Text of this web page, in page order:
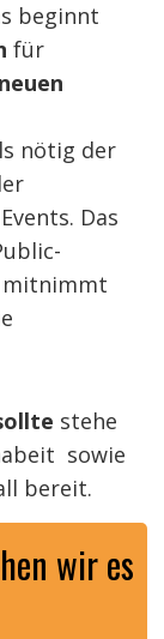
beginnt
für
neuen
nötig der
Das
mitnimmt
stehe
sowie
bereit.
wir es